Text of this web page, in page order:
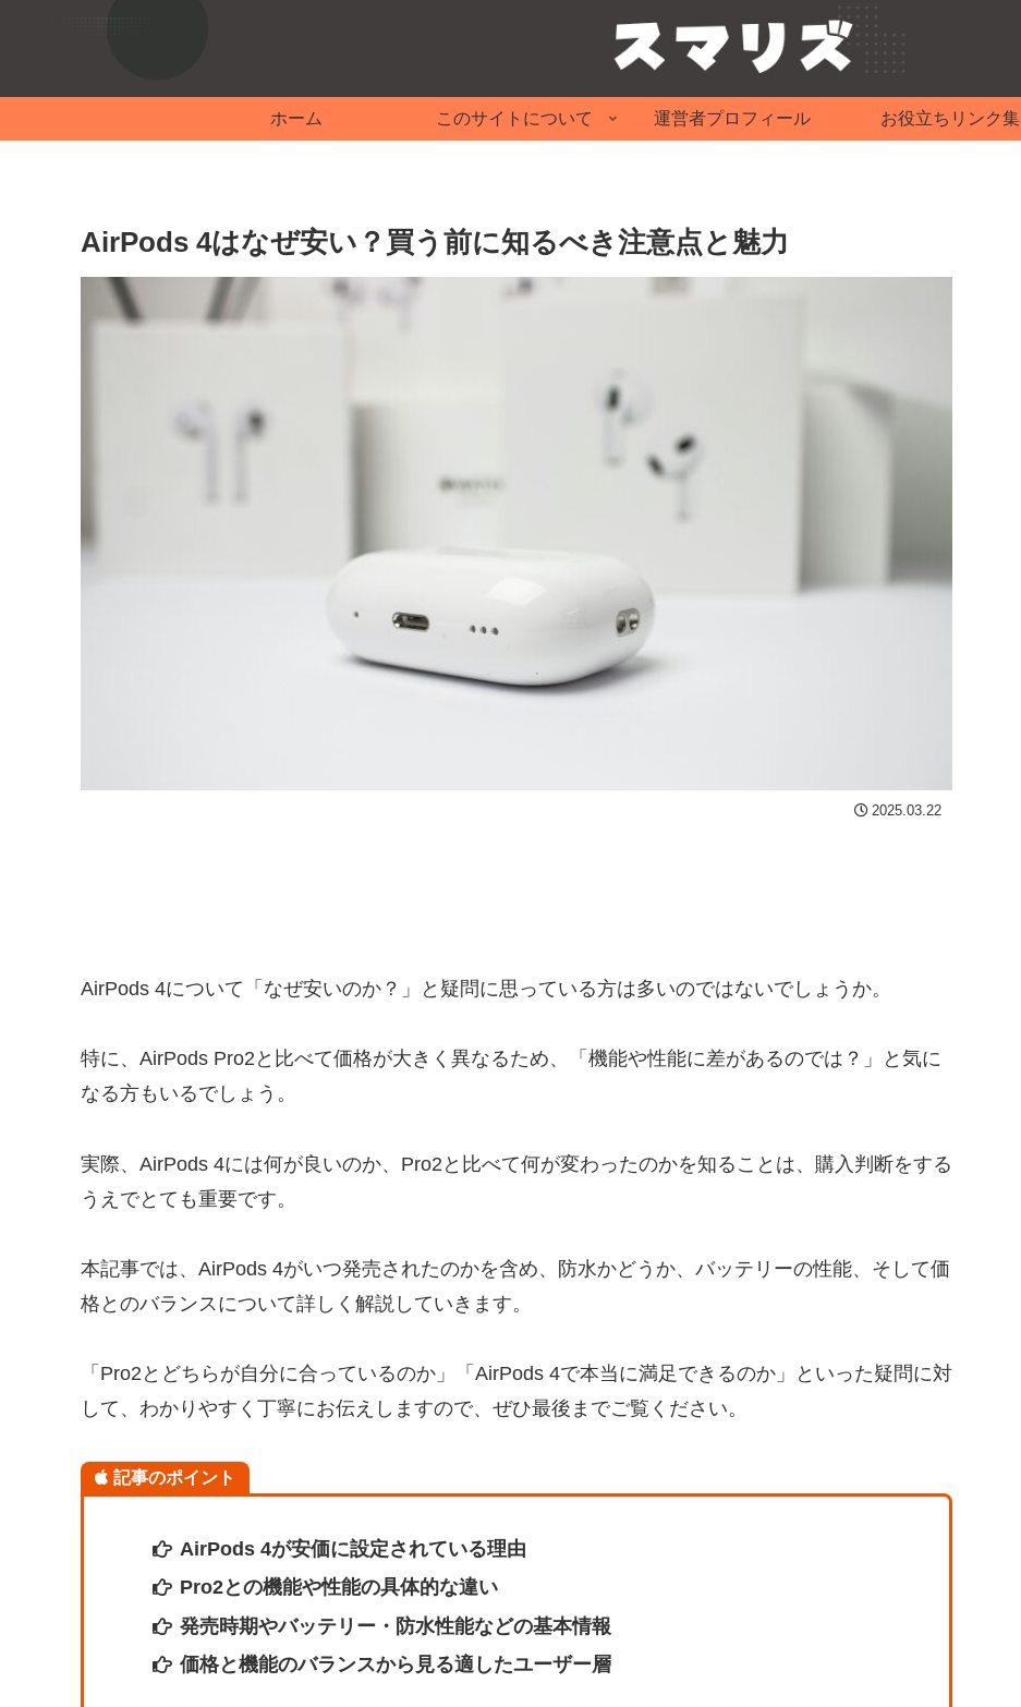
ホーム このサイトについて 運営者プロフィール お役立ちリンク集
AirPods 4はなぜ安い？買う前に知るべき注意点と魅力
2025.03.22
AirPods 4について「なぜ安いのか？」と疑問に思っている方は多いのではないでしょうか。
特に、AirPods Pro2と比べて価格が大きく異なるため、「機能や性能に差があるのでは？」と気に
なる方もいるでしょう。
実際、AirPods 4には何が良いのか、Pro2と比べて何が変わったのかを知ることは、購入判断をする
うえでとても重要です。
本記事では、AirPods 4がいつ発売されたのかを含め、防水かどうか、バッテリーの性能、そして価
格とのバランスについて詳しく解説していきます。
「Pro2とどちらが自分に合っているのか」「AirPods 4で本当に満足できるのか」といった疑問に対
して、わかりやすく丁寧にお伝えしますので、ぜひ最後までご覧ください。
記事のポイント
AirPods 4が安価に設定されている理由
Pro2との機能や性能の具体的な違い
発売時期やバッテリー・防水性能などの基本情報
価格と機能のバランスから見る適したユーザー層